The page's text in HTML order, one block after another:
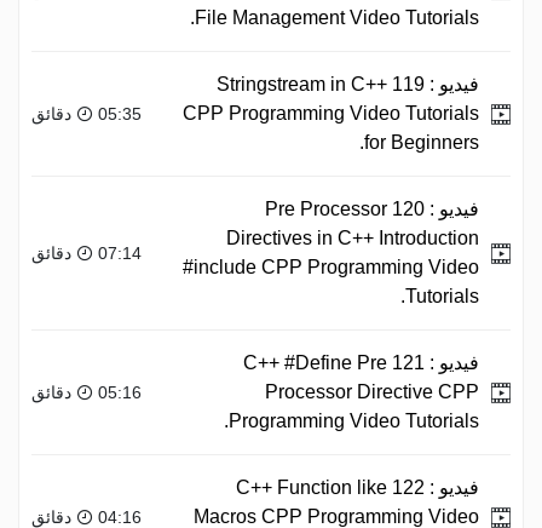
File Management Video Tutorials.
فيديو :
119 Stringstream in C++
CPP Programming Video Tutorials
for Beginners.
05:35 دقائق
فيديو :
120 Pre Processor
Directives in C++ Introduction
#include CPP Programming Video
Tutorials.
07:14 دقائق
فيديو :
121 C++ #Define Pre
Processor Directive CPP
Programming Video Tutorials.
05:16 دقائق
فيديو :
122 C++ Function like
Macros CPP Programming Video
04:16 دقائق